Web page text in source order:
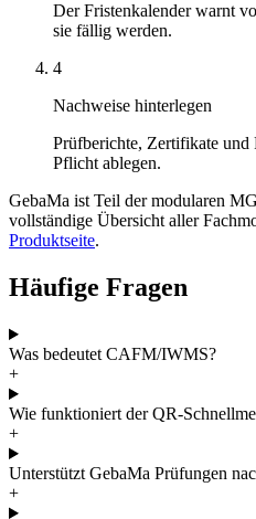
Der Fristenkalender warnt
sie fällig werden.
4
Nachweise hinterlegen
Prüfberichte, Zertifikate und
Pflicht ablegen.
GebaMa ist Teil der modularen
vollständige Übersicht aller
Produktseite.
Häufige Fragen
Was bedeutet CAFM/IWMS?
+
Wie funktioniert der QR-
+
Unterstützt GebaMa Prüfungen
+